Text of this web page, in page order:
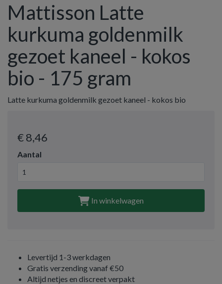
Mattisson Latte
kurkuma goldenmilk
gezoet kaneel - kokos
bio - 175 gram
Latte kurkuma goldenmilk gezoet kaneel - kokos bio
€ 8,46
Aantal
In winkelwagen
Levertijd 1-3 werkdagen
Gratis verzending vanaf €50
Altijd netjes en discreet verpakt